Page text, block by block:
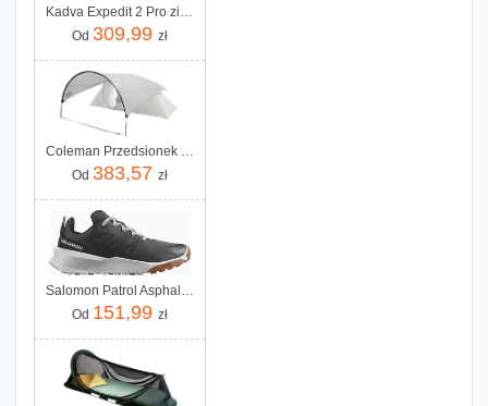
Od 309,99 zł
Od 383,57 zł
Od 151,99 zł